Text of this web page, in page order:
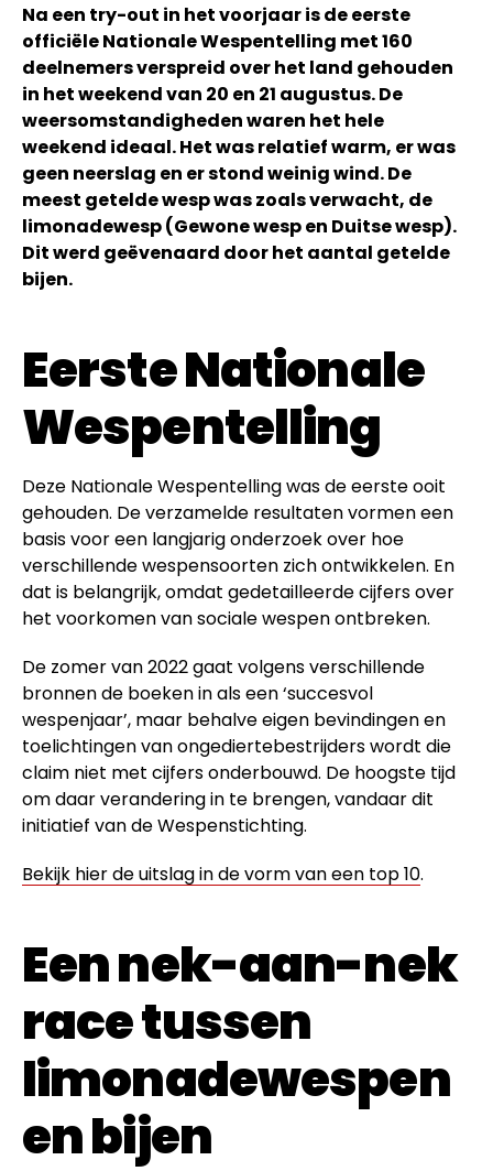
Na een try-out in het voorjaar is de eerste
officiële Nationale Wespentelling met 160
deelnemers verspreid over het land gehouden
in het weekend van 20 en 21 augustus. De
weersomstandigheden waren het hele
weekend ideaal. Het was relatief warm, er was
geen neerslag en er stond weinig wind. De
meest getelde wesp was zoals verwacht, de
limonadewesp (Gewone wesp en Duitse wesp).
Dit werd geëvenaard door het aantal getelde
bijen.
Eerste Nationale
Wespentelling
Deze Nationale Wespentelling was de eerste ooit
gehouden. De verzamelde resultaten vormen een
basis voor een langjarig onderzoek over hoe
verschillende wespensoorten zich ontwikkelen. En
dat is belangrijk, omdat gedetailleerde cijfers over
het voorkomen van sociale wespen ontbreken.
De zomer van 2022 gaat volgens verschillende
bronnen de boeken in als een ‘succesvol
wespenjaar’, maar behalve eigen bevindingen en
toelichtingen van ongediertebestrijders wordt die
claim niet met cijfers onderbouwd. De hoogste tijd
om daar verandering in te brengen, vandaar dit
initiatief van de Wespenstichting.
Bekijk hier de uitslag in de vorm van een top 10.
Een nek-aan-nek
race tussen
limonadewespen
en bijen